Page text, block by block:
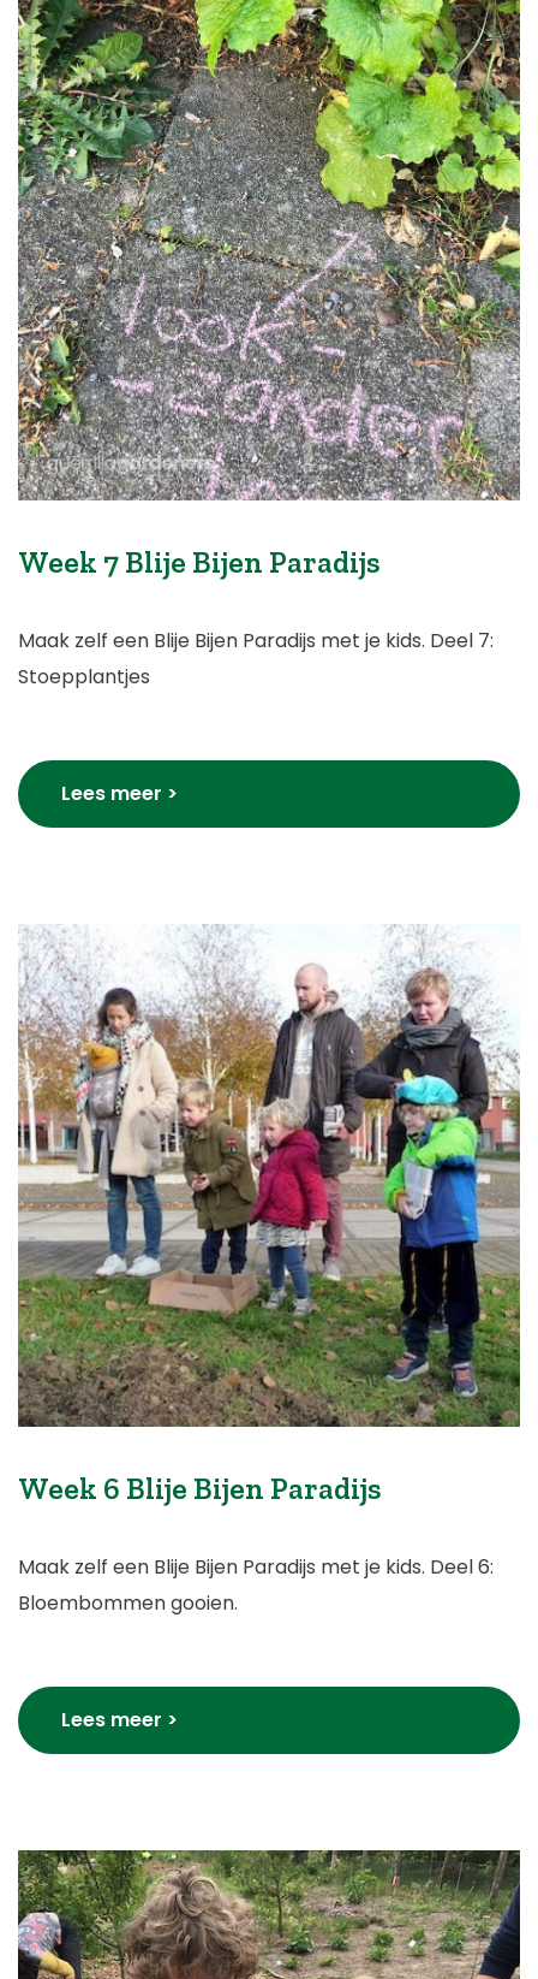
Week 7 Blije Bijen Paradijs
Maak zelf een Blije Bijen Paradijs met je kids. Deel 7:
Stoepplantjes
Lees meer >
Week 6 Blije Bijen Paradijs
Maak zelf een Blije Bijen Paradijs met je kids. Deel 6:
Bloembommen gooien.
Lees meer >